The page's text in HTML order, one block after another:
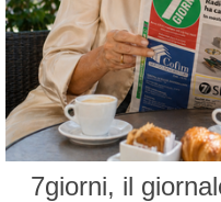
7giorni, il